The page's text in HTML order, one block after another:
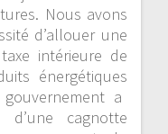
Nous avons
d’allouer une
taxe intérieure de
énergétiques
a
cagnotte